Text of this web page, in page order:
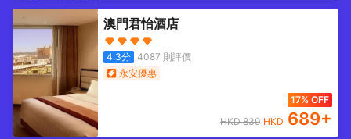
澳門君怡酒店
4.3分 4087 則評價
永安優惠
17% OFF
HKD839 HKD 689+